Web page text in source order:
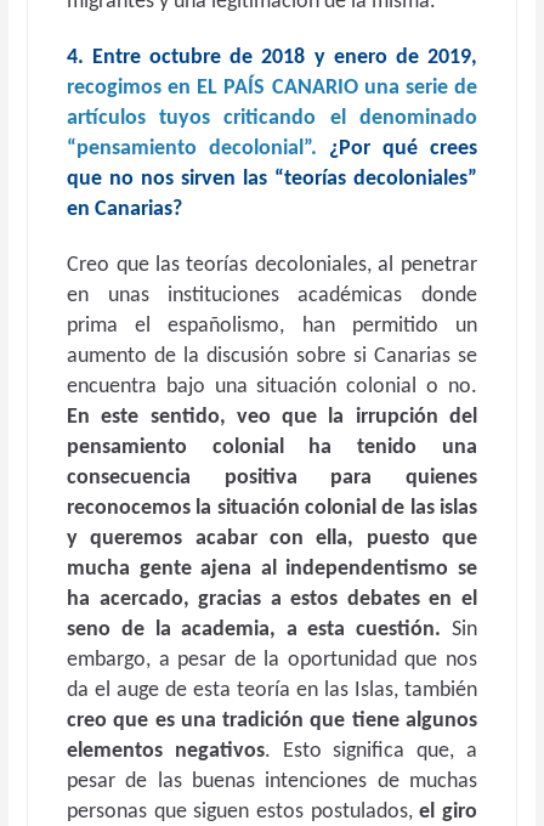
4. Entre octubre de 2018 y enero de 2019,
recogimos en EL PAÍS CANARIO una serie de
artículos tuyos criticando el denominado
“pensamiento decolonial”. ¿Por qué crees
que no nos sirven las “teorías decoloniales”
en Canarias?
Creo que las teorías decoloniales, al penetrar
en unas instituciones académicas donde
prima el españolismo, han permitido un
aumento de la discusión sobre si Canarias se
encuentra bajo una situación colonial o no.
En este sentido, veo que la irrupción del
pensamiento colonial ha tenido una
consecuencia positiva para quienes
reconocemos la situación colonial de las islas
y queremos acabar con ella, puesto que
mucha gente ajena al independentismo se
ha acercado, gracias a estos debates en el
seno de la academia, a esta cuestión. Sin
embargo, a pesar de la oportunidad que nos
da el auge de esta teoría en las Islas, también
creo que es una tradición que tiene algunos
elementos negativos. Esto significa que, a
pesar de las buenas intenciones de muchas
personas que siguen estos postulados,el giro